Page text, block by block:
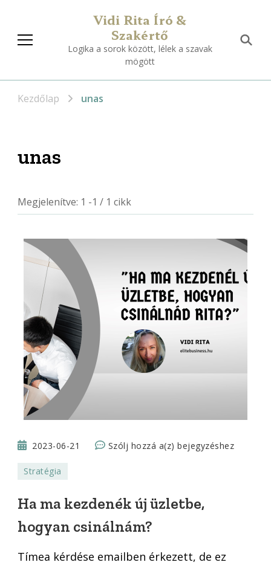
Vidi Rita Író &
Szakértő
Logika a sorok között, lélek a szavak
mögött
Kezdőlap unas
unas
Megjelenítve: 1 -1 / 1 cikk
2023-06-21 Szólj hozzá a(z)Ha
üzletbe,
bejegyzéshez
Stratégia
Ha ma kezdenék új üzletbe,
hogyan csinálnám?
Tímea kérdése emailben érkezett, de ez